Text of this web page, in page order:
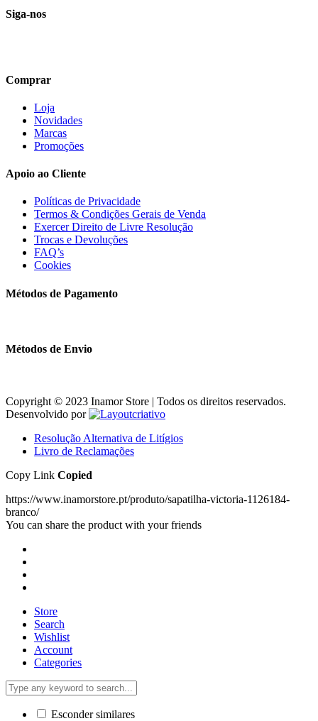
Siga-nos
Comprar
Loja
Novidades
Marcas
Promoções
Apoio ao Cliente
Políticas de Privacidade
Termos & Condições Gerais de Venda
Exercer Direito de Livre Resolução
Trocas e Devoluções
FAQ’s
Cookies
Métodos de Pagamento
Métodos de Envio
Copyright © 2023 Inamor Store | Todos os direitos reservados.
Desenvolvido por
Resolução Alternativa de Litígios
Livro de Reclamações
Copy Link Copied
https://www.inamorstore.pt/produto/sapatilha-victoria-1126184-
branco/
You can share the product with your friends
Store
Search
Wishlist
Account
Categories
Esconder similares